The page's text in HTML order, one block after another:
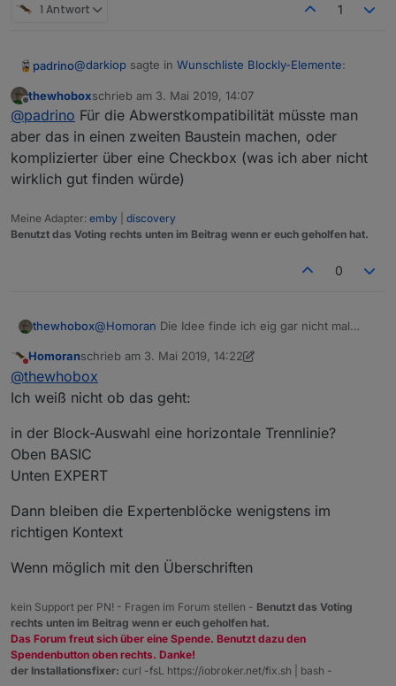
1 Antwort 1
padrino@darkiop sagte in Wunschliste Blockly-Elemente:
@ padrinoOffiziell ist das wohl nicht mehr
Unterstützt - aber meiner Erfahrung nach
funktioniert es wenn der Zeitwerk auf ms steht.
Wenn du dir den JS-Code anschaust, sollte kein
NaN an dieser stehen.
Du meinst, das ging mal?
Hab' mal in den Code geschaut, denke Du hast Recht,
Aus dem
timeout = setTimeout(function () {
müsste sich doch gut ein
timeout = setTimeout(function () {
Vielleicht ja auch ein zusätzlicher Block, der fest auf
Offline
thewhoboxschrieb am 3. Mai 2019, 14:07
zuletzt editiert von
@padrino Für die Abwerstkompatibilität müsste man
aber das in einen zweiten Baustein machen, oder
komplizierter über eine Checkbox (was ich aber nicht
wirklich gut finden würde)
Meine Adapter: emby
discovery
Benutzt das Voting rechts unten im Beitrag wenn er euch geholfen hat.
0
thewhobox@Homoran Die Idee finde ich eig gar nicht mal
einfach eine weiter Gruppe neben "Logik, Mathe"
halt noch "Experte" oder so einfügen.
Nicht stören
Homoranschrieb am 3. Mai 2019, 14:22
zuletzt editiert von Homoran5. März 2019, 16:23
@thewhobox
Ich weiß nicht ob das geht:
in der Block-Auswahl eine horizontale Trennlinie?
Oben BASIC
Unten EXPERT
Dann bleiben die Expertenblöcke wenigstens im
richtigen Kontext
Wenn möglich mit den Überschriften
kein Support per PN! - Fragen im Forum stellen - Benutzt das Voting
rechts unten im Beitrag wenn er euch geholfen hat.
Das Forum freut sich über eine Spende. Benutzt dazu den
Spendenbutton oben rechts. Danke!
der Installationsfixer: curl -fsL https://iobroker.net/fix.sh | bash -